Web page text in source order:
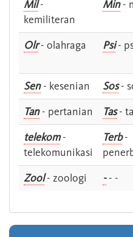
Mil-
kemiliteran
Min-
Olr- olahraga Psi-
Sen- kesenian Sos-
Tan- pertanian Tas-
telekom-
telekomunikasi
Terb-
Zool- zoologi -- -